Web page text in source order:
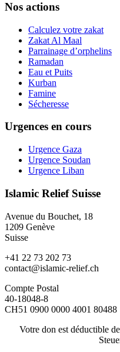
Nos actions
Calculez votre zakat
Zakat Al Maal
Parrainage d’orphelins
Ramadan
Eau et Puits
Kurban
Famine
Sécheresse
Urgences en cours
Urgence Gaza
Urgence Soudan
Urgence Liban
Islamic Relief Suisse
Avenue du Bouchet, 18
1209 Genève
Suisse
+41 22 73 202 73
contact@islamic-relief.ch
Compte Postal
40-18048-8
CH51 0900 0000 4001 80488
Votre don est déductible